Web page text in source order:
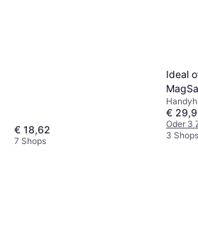
€ 18,62
7 Shops
Ideal
€
Oder 3
3 Shops